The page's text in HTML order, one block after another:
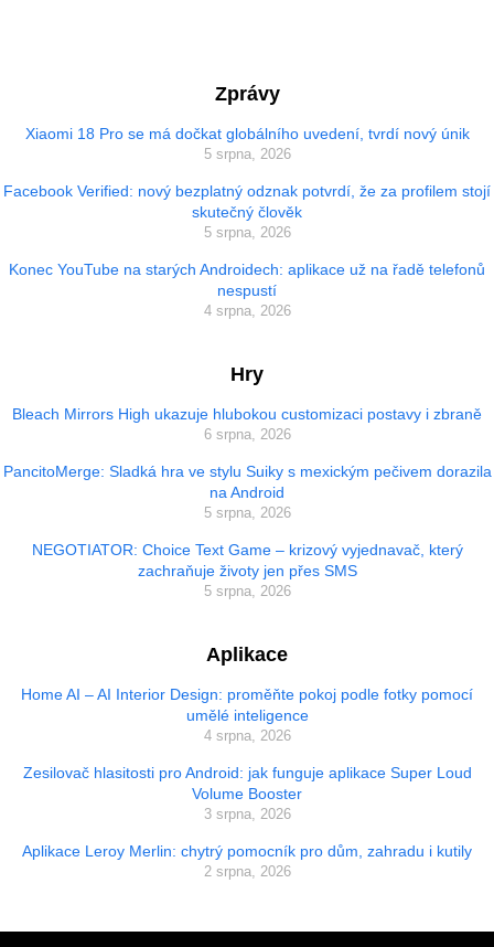
Zprávy
Xiaomi 18 Pro se má dočkat globálního uvedení, tvrdí nový únik
5 srpna, 2026
Facebook Verified: nový bezplatný odznak potvrdí, že za profilem stojí
skutečný člověk
5 srpna, 2026
Konec YouTube na starých Androidech: aplikace už na řadě telefonů
nespustí
4 srpna, 2026
Hry
Bleach Mirrors High ukazuje hlubokou customizaci postavy i zbraně
6 srpna, 2026
PancitoMerge: Sladká hra ve stylu Suiky s mexickým pečivem dorazila
na Android
5 srpna, 2026
NEGOTIATOR: Choice Text Game – krizový vyjednavač, který
zachraňuje životy jen přes SMS
5 srpna, 2026
Aplikace
Home AI – AI Interior Design: proměňte pokoj podle fotky pomocí
umělé inteligence
4 srpna, 2026
Zesilovač hlasitosti pro Android: jak funguje aplikace Super Loud
Volume Booster
3 srpna, 2026
Aplikace Leroy Merlin: chytrý pomocník pro dům, zahradu i kutily
2 srpna, 2026